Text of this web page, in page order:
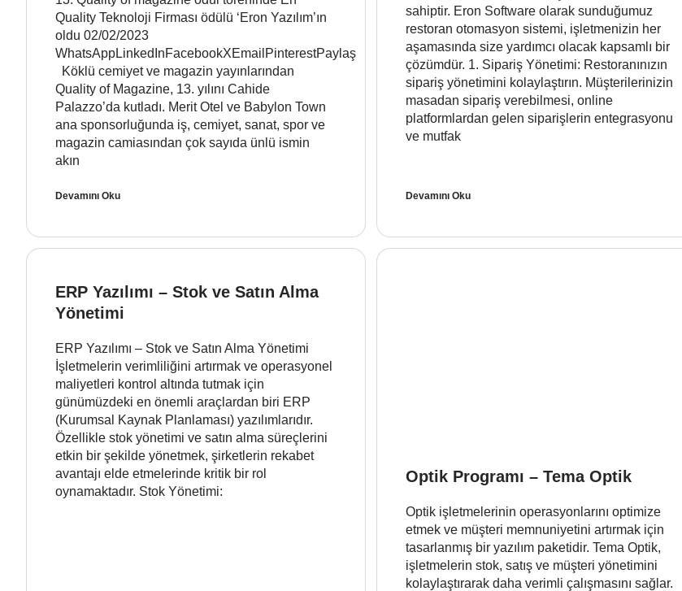
Quality Teknoloji Firması ödülü ‘Eron Yazılım’ın
oldu 02/02/2023
WhatsAppLinkedInFacebookXEmailPinterestPaylaş
Köklü cemiyet ve magazin yayınlarından
Quality of Magazine, 13. yılını Cahide
Palazzo’da kutladı. Merit Otel ve Babylon Town
ana sponsorluğunda iş, cemiyet, sanat, spor ve
magazin camiasından çok sayıda ünlü ismin
akın
Devamını Oku
sahiptir. Eron Software olarak sunduğumuz
restoran otomasyon sistemi, işletmenizin her
aşamasında size yardımcı olacak kapsamlı bir
çözümdür. 1. Sipariş Yönetimi: Restoranınızın
sipariş yönetimini kolaylaştırın. Müşterilerinizin
masadan sipariş verebilmesi, online
platformlardan gelen siparişlerin entegrasyonu
ve mutfak
Devamını Oku
ERP Yazılımı – Stok ve Satın Alma
Yönetimi
ERP Yazılımı – Stok ve Satın Alma Yönetimi
İşletmelerin verimliliğini artırmak ve operasyonel
maliyetleri kontrol altında tutmak için
günümüzdeki en önemli araçlardan biri ERP
(Kurumsal Kaynak Planlaması) yazılımlarıdır.
Özellikle stok yönetimi ve satın alma süreçlerini
etkin bir şekilde yönetmek, şirketlerin rekabet
avantajı elde etmelerinde kritik bir rol
oynamaktadır. Stok Yönetimi:
Optik Programı – Tema Optik
Optik işletmelerinin operasyonlarını optimize
etmek ve müşteri memnuniyetini artırmak için
tasarlanmış bir yazılım paketidir. Tema Optik,
işletmelerin stok, satış ve müşteri yönetimini
kolaylaştırarak daha verimli çalışmasını sağlar.